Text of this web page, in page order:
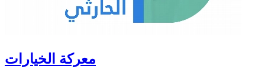
معركة الخيارات